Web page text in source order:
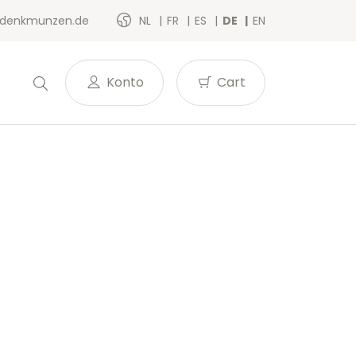
NL FR ES DE EN
Konto Cart